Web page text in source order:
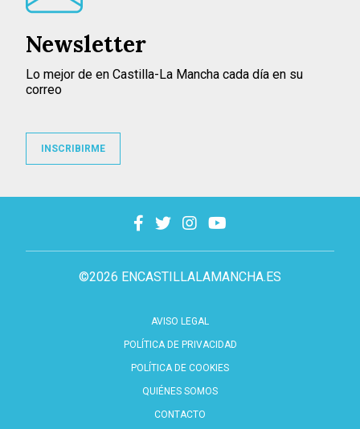
©2026 ENCASTILLALAMANCHA.ES
AVISO LEGAL
POLÍTICA DE PRIVACIDAD
POLÍTICA DE COOKIES
QUIÉNES SOMOS
CONTACTO
Newsletter
Lo mejor de en Castilla-La Mancha cada día en su
correo
INSCRIBIRME